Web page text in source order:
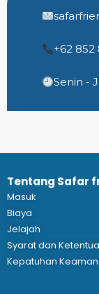
+62 852
Senin -
Tentang Safar
Masuk
Biaya
Jelajah
Syarat dan
Kepatuhan